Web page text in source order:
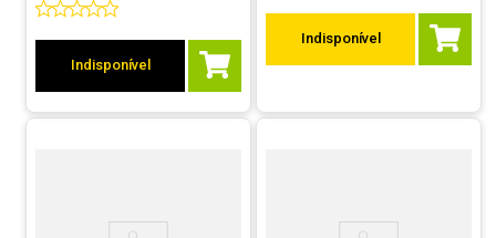
Indisponível
Indisponível